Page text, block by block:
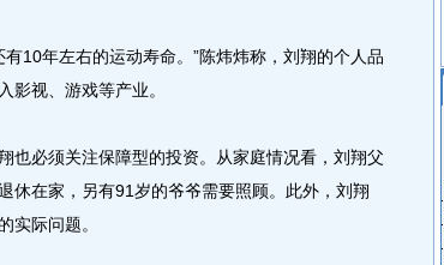
年左右的运动寿命。”陈炜炜称，刘翔的个人品
影视、游戏等产业。
必须关注保障型的投资。从家庭情况看，刘翔父
休在家，另有91岁的爷爷需要照顾。此外，刘翔
实际问题。